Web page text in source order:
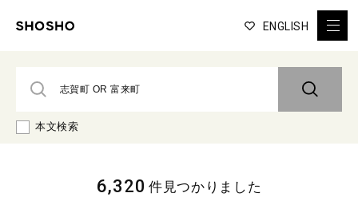
ENGLISH
本文検索
6,320 件見つかりました